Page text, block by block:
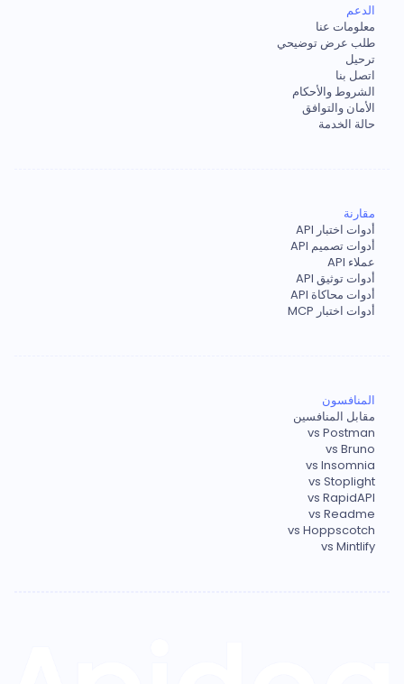
الدعم
معلومات عنا
طلب عرض توضيحي
ترحيل
اتصل بنا
الشروط والأحكام
الأمان والتوافق
حالة الخدمة
مقارنة
أدوات اختبار API
أدوات تصميم API
عملاء API
أدوات توثيق API
أدوات محاكاة API
أدوات اختبار MCP
المنافسون
مقابل المنافسين
vs Postman
vs Bruno
vs Insomnia
vs Stoplight
vs RapidAPI
vs Readme
vs Hoppscotch
vs Mintlify